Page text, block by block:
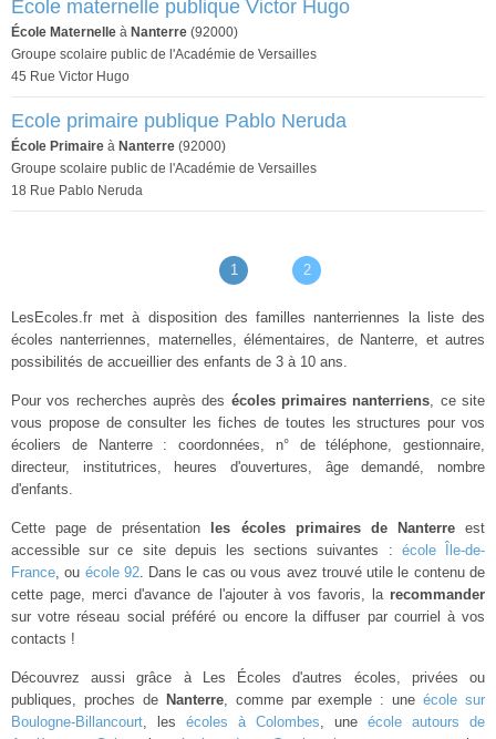
Ecole maternelle publique Victor Hugo
École Maternelle à Nanterre (92000)
Groupe scolaire public de l'Académie de Versailles
45 Rue Victor Hugo
Ecole primaire publique Pablo Neruda
École Primaire à Nanterre (92000)
Groupe scolaire public de l'Académie de Versailles
18 Rue Pablo Neruda
1 2
LesEcoles.fr met à disposition des familles nanterriennes la liste des
écoles nanterriennes, maternelles, élémentaires, de Nanterre, et autres
possibilités de accueillier des enfants de 3 à 10 ans.
Pour vos recherches auprès des écoles primaires nanterriens, ce site
vous propose de consulter les fiches de toutes les structures pour vos
écoliers de Nanterre : coordonnées, n° de téléphone, gestionnaire,
directeur, institutrices, heures d'ouvertures, âge demandé, nombre
d'enfants.
Cette page de présentation les écoles primaires de Nanterreest
accessible sur ce site depuis les sections suivantes : école Île-de-
France, ou école 92. Dans le cas ou vous avez trouvé utile le contenu de
cette page, merci d'avance de l'ajouter à vos favoris, la recommander
sur votre réseau social préféré ou encore la diffuser par courriel à vos
contacts !
Découvrez aussi grâce à Les Écoles d'autres écoles, privées ou
publiques, proches de Nanterre, comme par exemple : uneécole sur
Boulogne-Billancourt, les écoles à Colombes, une école autours de